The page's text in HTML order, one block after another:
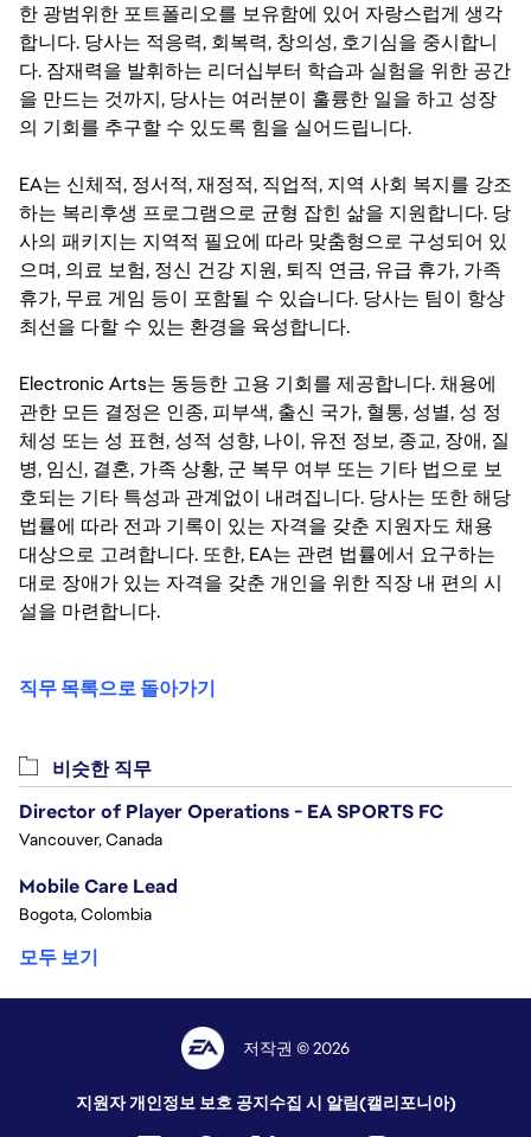
한 광범위한 포트폴리오를 보유함에 있어 자랑스럽게 생각
합니다. 당사는 적응력, 회복력, 창의성, 호기심을 중시합니
다. 잠재력을 발휘하는 리더십부터 학습과 실험을 위한 공간
을 만드는 것까지, 당사는 여러분이 훌륭한 일을 하고 성장
의 기회를 추구할 수 있도록 힘을 실어드립니다.
EA는 신체적, 정서적, 재정적, 직업적, 지역 사회 복지를 강조
하는 복리후생 프로그램으로 균형 잡힌 삶을 지원합니다. 당
사의 패키지는 지역적 필요에 따라 맞춤형으로 구성되어 있
으며, 의료 보험, 정신 건강 지원, 퇴직 연금, 유급 휴가, 가족
휴가, 무료 게임 등이 포함될 수 있습니다. 당사는 팀이 항상
최선을 다할 수 있는 환경을 육성합니다.
Electronic Arts는 동등한 고용 기회를 제공합니다. 채용에
관한 모든 결정은 인종, 피부색, 출신 국가, 혈통, 성별, 성 정
체성 또는 성 표현, 성적 성향, 나이, 유전 정보, 종교, 장애, 질
병, 임신, 결혼, 가족 상황, 군 복무 여부 또는 기타 법으로 보
호되는 기타 특성과 관계없이 내려집니다. 당사는 또한 해당
법률에 따라 전과 기록이 있는 자격을 갖춘 지원자도 채용
대상으로 고려합니다. 또한, EA는 관련 법률에서 요구하는
대로 장애가 있는 자격을 갖춘 개인을 위한 직장 내 편의 시
설을 마련합니다.
직무 목록으로 돌아가기
비슷한 직무
Director of Player Operations - EA SPORTS FC
Vancouver, Canada
Mobile Care Lead
Bogota, Colombia
모두 보기
저작권 © 2026
지원자 개인정보 보호 공지수집 시 알림(캘리포니아)